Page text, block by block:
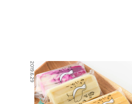
2019.6.29